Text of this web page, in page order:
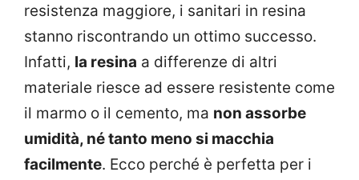
resistenza maggiore, i sanitari in resina
stanno riscontrando un ottimo successo.
Infatti, la resina a differenze di altri
materiale riesce ad essere resistente come
il marmo o il cemento, ma non assorbe
umidità, né tanto meno si macchia
facilmente. Ecco perché è perfetta per i